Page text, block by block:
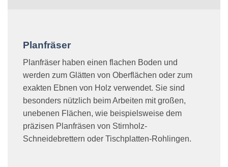
Planfräser
Planfräser haben einen flachen Boden und
werden zum Glätten von Oberflächen oder zum
exakten Ebnen von Holz verwendet. Sie sind
besonders nützlich beim Arbeiten mit großen,
unebenen Flächen, wie beispielsweise dem
präzisen Planfräsen von Stirnholz-
Schneidebrettern oder Tischplatten-Rohlingen.